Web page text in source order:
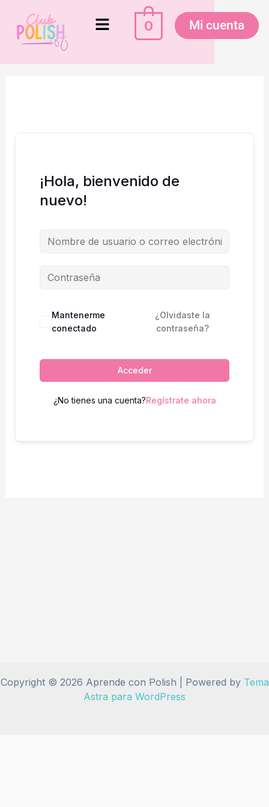
contenido
Menú 0 Mi cuenta
¡Hola, bienvenido de
nuevo!
Mantenerme
conectado
¿Olvidaste la
contraseña?
Acceder
¿No tienes una cuenta?Regístrate ahora
Copyright © 2026 Aprende con Polish | Powered by Tema
Astra para WordPress